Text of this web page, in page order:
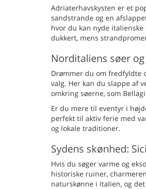
Adriaterhavskysten er et
sandstrande og en
hvor du kan nyde
dukkert, mens
Norditaliens søer
Drømmer du om fredfyldte
valg. Her kan du slappe af
omkring søerne, som
Er du mere til eventyr i
perfekt til aktiv ferie med
og lokale traditioner.
Sydens skønhed:
Hvis du søger varme og
historiske ruiner,
naturskønne i Italien, og